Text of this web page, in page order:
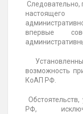
Следовательно,
впервые
возможность
КоАП РФ.
РФ,